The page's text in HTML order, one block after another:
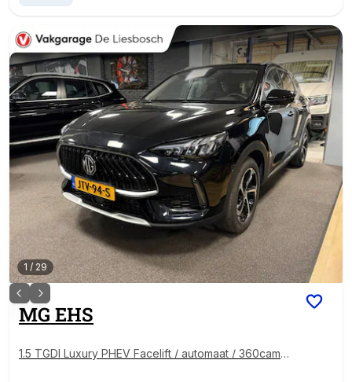
1 / 29
MG EHS
1.5 TGDI Luxury PHEV Facelift / automaat / 360camer